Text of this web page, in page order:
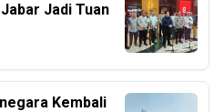
Jadi Tuan
Kembali